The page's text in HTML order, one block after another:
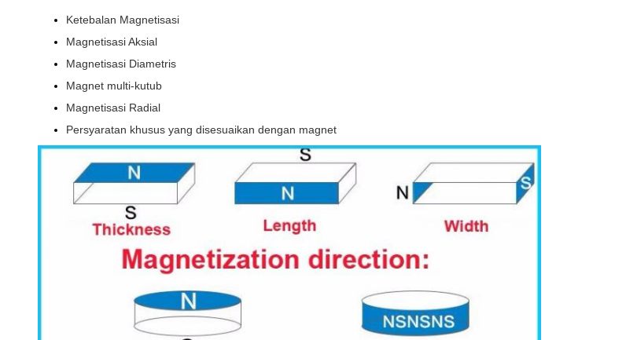
Ketebalan Magnetisasi
Magnetisasi Aksial
Magnetisasi Diametris
Magnet multi-kutub
Magnetisasi Radial
Persyaratan khusus yang disesuaikan dengan magnet